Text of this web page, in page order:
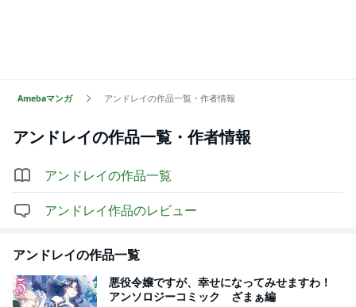
Amebaマンガ アンドレイの作品一覧・作者情報
アンドレイの作品一覧・作者情報
アンドレイの作品一覧
アンドレイ作品のレビュー
アンドレイの作品一覧
悪役令嬢ですが、幸せになってみせますわ！
アンソロジーコミック ざまぁ編